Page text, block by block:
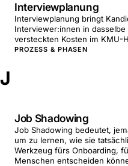
Interviewplanung
Interviewplanung bringt
Interviewer:innen in
versteckten Kosten im KMU-
PROZESS & PHASEN
J
Job Shadowing
Job Shadowing bedeutet,
um zu lernen, wie sie
Werkzeug fürs Onboarding,
Menschen entscheiden